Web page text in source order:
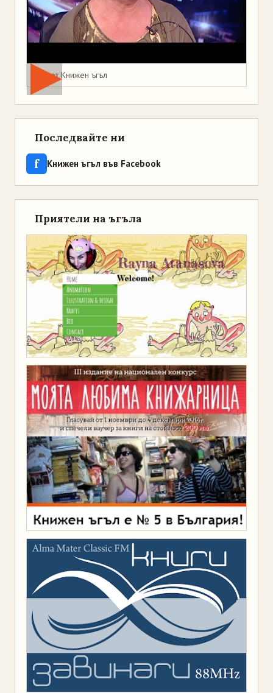
Мая от Книжен ъгъл
Последвайте ни
f Книжен ъгъл във Facebook
Приятели на ъгъла